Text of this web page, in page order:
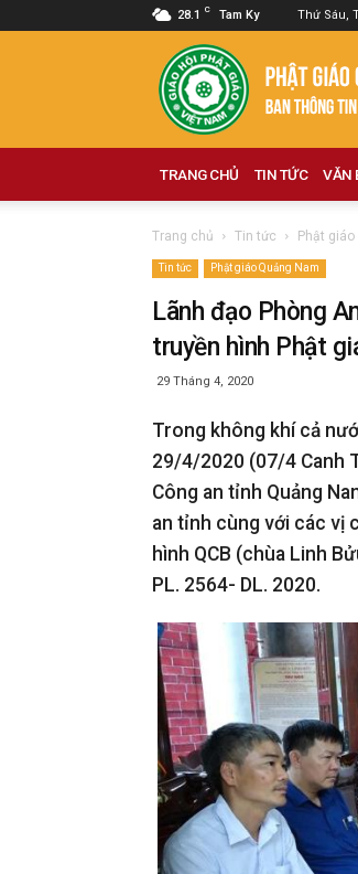
28.1 C Tam Ky Thứ Sáu,
Phật
giáo
Quảng
Nam
TRANG CHỦ TIN TỨC VĂN
Trang chủ Tin tức Phật
Tin tức Phật giáo Quảng Nam
Lãnh đạo Phòng
truyền hình Phật
29 Tháng 4, 2020
Trong không khí cả
29/4/2020 (07/4 Canh
Công an tỉnh Quảng
an tỉnh cùng với các vị
hình QCB (chùa Linh
PL. 2564- DL. 2020.